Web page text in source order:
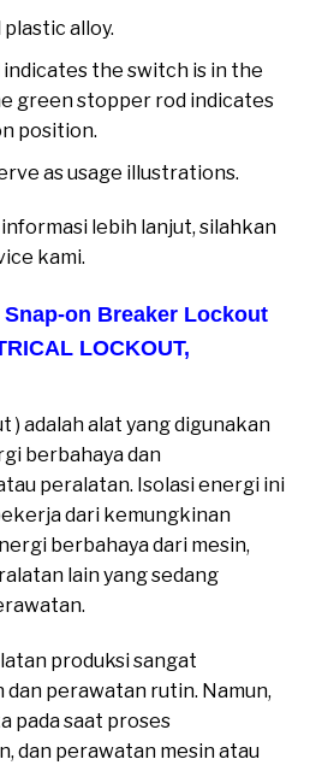
alloy.
the switch is in the
green stopper rod indicates
position.
as usage illustrations.
lebih lanjut, silahkan
kami.
Snap-on Breaker Lockout
LOCKOUT,
) adalah alat yang digunakan
berbahaya dan
peralatan. Isolasi energi ini
dari kemungkinan
berbahaya dari mesin,
lain yang sedang
produksi sangat
perawatan rutin. Namun,
pada saat proses
dan perawatan mesin atau